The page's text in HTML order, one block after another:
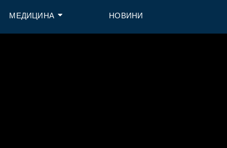
МЕДИЦИНА НОВИНИ